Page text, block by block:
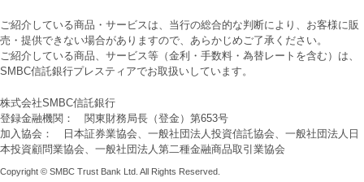
ご紹介している商品・サービスは、当行の総合的な判断により、お客様に販
売・提供できない場合がありますので、あらかじめご了承ください。
ご紹介している商品、サービス等（金利・手数料・為替レートを含む）は、
SMBC信託銀行プレスティアでお取扱いしています。
株式会社SMBC信託銀行
登録金融機関： 関東財務局長（登金）第653号
加入協会： 日本証券業協会、一般社団法人投資信託協会、一般社団法人日
本投資顧問業協会、一般社団法人第二種金融商品取引業協会
Copyright © SMBC Trust Bank Ltd. All Rights Reserved.